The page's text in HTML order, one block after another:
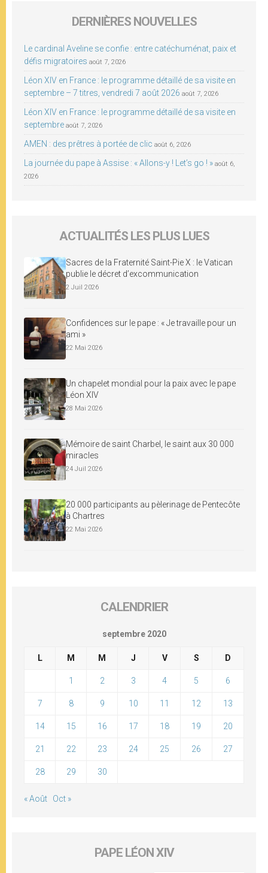
DERNIÈRES NOUVELLES
Le cardinal Aveline se confie : entre catéchuménat, paix et
défis migratoires août 7, 2026
Léon XIV en France : le programme détaillé de sa visite en
septembre – 7 titres, vendredi 7 août 2026 août 7, 2026
Léon XIV en France : le programme détaillé de sa visite en
septembre août 7, 2026
AMEN : des prêtres à portée de clic août 6, 2026
La journée du pape à Assise : « Allons-y ! Let’s go ! » août 6,
2026
ACTUALITÉS LES PLUS LUES
Sacres de la Fraternité Saint-Pie X : le Vatican
publie le décret d’excommunication
2 Juil 2026
Confidences sur le pape : « Je travaille pour un
ami »
22 Mai 2026
Un chapelet mondial pour la paix avec le pape
Léon XIV
28 Mai 2026
Mémoire de saint Charbel, le saint aux 30 000
miracles
24 Juil 2026
20 000 participants au pèlerinage de Pentecôte
à Chartres
22 Mai 2026
CALENDRIER
septembre 2020
L M M J V S D
1 2 3 4 5 6
7 8 9 10 11 12 13
14 15 16 17 18 19 20
21 22 23 24 25 26 27
28 29 30
« Août Oct »
PAPE LÉON XIV